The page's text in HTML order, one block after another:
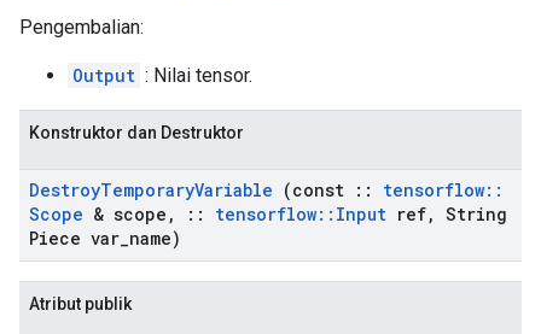
Pengembalian:
Output : Nilai tensor.
Konstruktor dan Destruktor
DestroyTemporaryVariable (const :: tensorflow::
Scope & scope , :: tensorflow:: Input ref, String
Piece var name)
Atribut publik